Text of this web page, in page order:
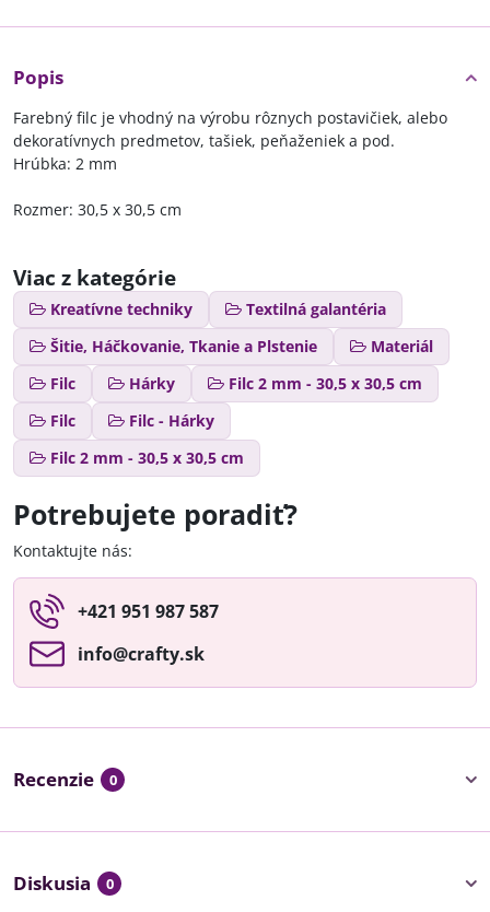
Popis
Farebný filc je vhodný na výrobu rôznych postavičiek, alebo
dekoratívnych predmetov, tašiek, peňaženiek a pod.
Hrúbka: 2 mm
Rozmer: 30,5 x 30,5 cm
Viac z kategórie
Kreatívne techniky
Textilná galantéria
Šitie, Háčkovanie, Tkanie a Plstenie
Materiál
Filc
Hárky
Filc 2 mm - 30,5 x 30,5 cm
Filc
Filc - Hárky
Filc 2 mm - 30,5 x 30,5 cm
Potrebujete poradiť?
Kontaktujte nás:
+421 951 987 587
info​@crafty​.sk
Recenzie 0
Diskusia 0